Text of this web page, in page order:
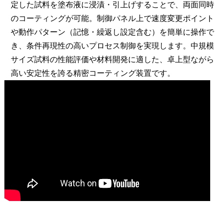
定した試料を塗布液に浸漬・引上げすることで、両面同時
のコーティングが可能。制御パネル上で速度変更ポイント
や動作パターン（記憶・繰返し設定含む）を簡単に操作で
き、条件再現性の高いプロセス制御を実現します。中規模
サイズ試料の性能評価や材料開発に適した、卓上型ながら
高い安定性を誇る精密コーティング装置です。